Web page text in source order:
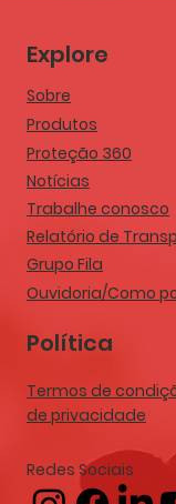
Explore
Sobre
Produtos
Proteção 360
Notícias
Trabalhe conosco
Relatório de
Grupo Fila
Ouvidoria/Como
Política
Termos de
de privacidade
Redes Sociais